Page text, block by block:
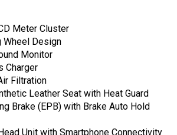
Meter Cluster
Wheel Design
Monitor
Charger
Filtration
Leather Seat with Heat Guard
Brake (EPB) with Brake Auto Hold
Unit with Smartphone Connectivity